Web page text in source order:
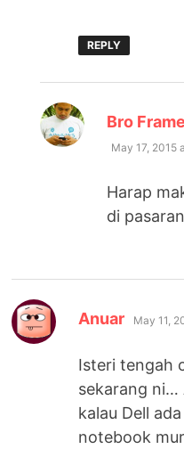
REPLY
Bro
May 17, 2015
Harap
di
Anuar says:
May 11,
Isteri tengah
sekarang ni…
kalau Dell
notebook